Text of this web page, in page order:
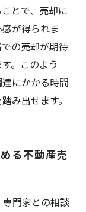
とで、売却に
が得られま
の売却が期待
。このよう
にかかる時間
み出せます。
る不動産売
門家との相談